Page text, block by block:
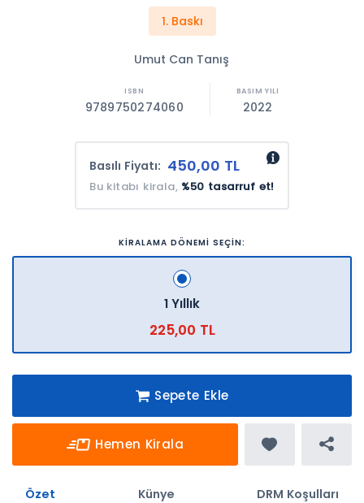
1. Baskı
Umut Can Tanış
9789750274060 2022
Basılı Fiyatı: 450,00 TL
Bu kitabı kirala, %50 tasarruf et!
KİRALAMA DÖNEMİ SEÇİN:
1 Yıllık
225,00 TL
Sepete Ekle
Hemen Kirala
Özet Künye DRM Koşulları